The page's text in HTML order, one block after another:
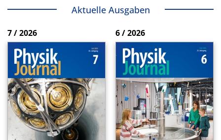
Aktuelle Ausgaben
7 / 2026 6 / 2026